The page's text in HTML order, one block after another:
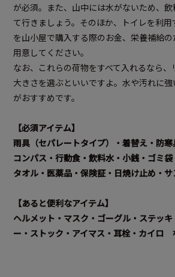
が必須。また、山中には水がないため、
て行きましょう。そのほか、トイレを利
を山小屋で購入する際のお金、栄養補給
用意してください。
なお、これらの荷物をすべて入れるなら
大きさを選ぶといいですよ。水や汚れに
がおすすめです。
【必須アイテム】
雨具（セパレートタイプ）・着替え・防寒
コンパス・行動食・飲料水・小銭・ゴミ袋
タオル・医薬品・保険証・日焼け止め・
【あると便利なアイテム】
ヘルメット・マスク・ゴーグル・ステッ
ー・ストック・アイマス・耳栓・カイロ